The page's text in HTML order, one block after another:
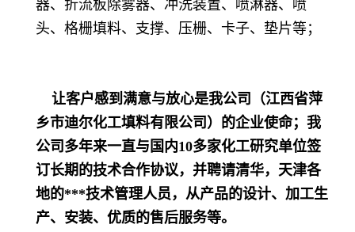
器、折流板除雾器、冲洗装置、喷淋器、喷
头、格栅填料、支撑、压栅、卡子、垫片等；
让客户感到满意与放心是我公司（江西省萍
乡市迪尔化工填料有限公司）的企业使命；我
公司多年来一直与国内10多家化工研究单位签
订长期的技术合作协议，并聘请清华，天津各
地的***技术管理人员，从产品的设计、加工生
产、安装、优质的售后服务等。